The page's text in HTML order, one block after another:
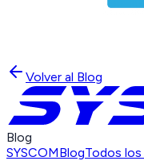
Volver al Blog
Blog
SYSCOMBlogTodos